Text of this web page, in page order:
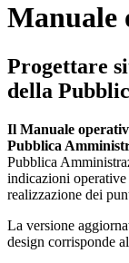
Manuale
Progettare
della
Il Manuale
Pubblica
Pubblica
indicazioni operative
realizzazione dei
La versione
design corrisponde